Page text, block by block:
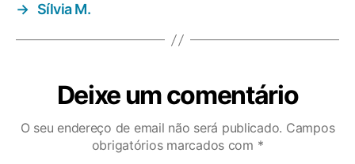
→ Sílvia M.
Deixe um comentário
O seu endereço de email não será publicado. Campos
obrigatórios marcados com *